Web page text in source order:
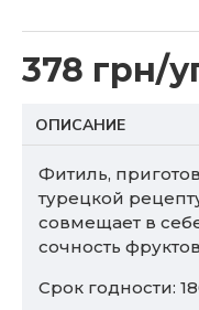
378 грн/
ОПИСАНИЕ
Фитиль,
турецкой
совмещает в
сочность
Срок годности: